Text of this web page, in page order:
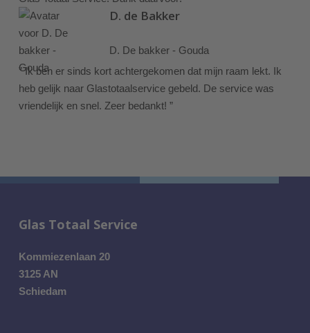
D. de Bakker
” Ik ben er sinds kort achtergekomen dat mijn raam lekt. Ik
heb gelijk naar Glastotaalservice gebeld. De service was
vriendelijk en snel. Zeer bedankt! ”
D. De bakker - Gouda
Glas Totaal Service
Kommiezenlaan 20
3125 AN
Schiedam